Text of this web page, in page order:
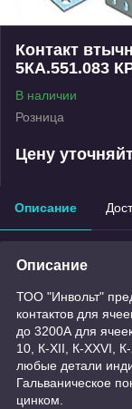
Контакт
5КА.551.083
В наличии
Розница
Цену
Описание
Описание
ТОО "Инвольт"
контактов для
до 3200А для
10, К-XII, К-XXVI,
любые детали
Гальваническое
цинком.